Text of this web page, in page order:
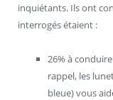
inquiétants. Ils ont
interrogés étaient :
26% à
rappel, les
bleue) vous